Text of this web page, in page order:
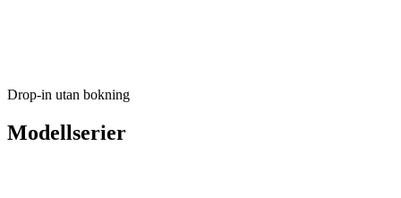
Drop-in utan bokning
Modellserier